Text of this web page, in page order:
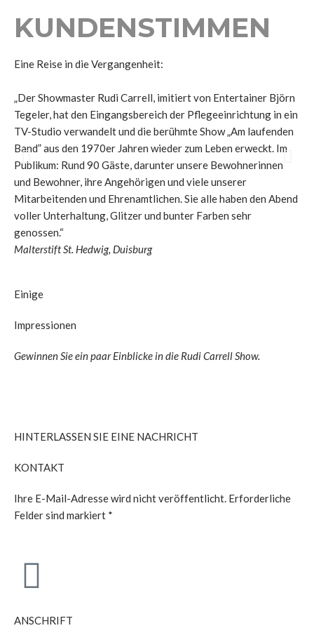
KUNDENSTIMMEN
Eine Reise in die Vergangenheit:
„Der Showmaster Rudi Carrell, imitiert von Entertainer Björn
Tegeler, hat den Eingangsbereich der Pflegeeinrichtung in ein
TV-Studio verwandelt und die berühmte Show „Am laufenden
Band” aus den 1970er Jahren wieder zum Leben erweckt. Im
Publikum: Rund 90 Gäste, darunter unsere Bewohnerinnen
und Bewohner, ihre Angehörigen und viele unserer
Mitarbeitenden und Ehrenamtlichen. Sie alle haben den Abend
voller Unterhaltung, Glitzer und bunter Farben sehr
genossen.“
Malterstift St. Hedwig, Duisburg
Einige
Impressionen
Gewinnen Sie ein paar Einblicke in die Rudi Carrell Show.
HINTERLASSEN SIE EINE NACHRICHT
KONTAKT
Ihre E-Mail-Adresse wird nicht veröffentlicht. Erforderliche
Felder sind markiert *
ANSCHRIFT